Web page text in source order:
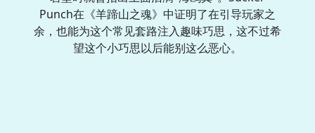
Punch在《羊蹄山之魂》中证明了在引导玩家之
余，也能为这个常见套路注入趣味巧思，这不过希
望这个小巧思以后能别这么恶心。